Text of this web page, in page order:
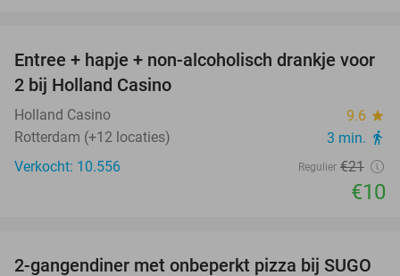
52%
Entree + hapje + non-alcoholisch drankje voor
2 bij Holland Casino
Holland Casino 9.6 star
Rotterdam (+12 locaties) 3 min. directions_walk
Verkocht: 10.556 Regulier €21
€10
2-gangendiner met onbeperkt pizza bij SUGO